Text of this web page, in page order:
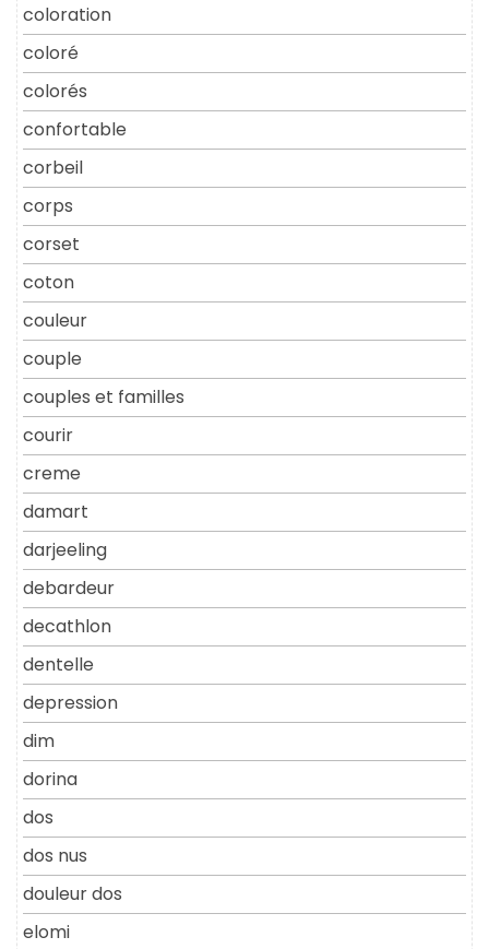
coloration
coloré
colorés
confortable
corbeil
corps
corset
coton
couleur
couple
couples et familles
courir
creme
damart
darjeeling
debardeur
decathlon
dentelle
depression
dim
dorina
dos
dos nus
douleur dos
elomi